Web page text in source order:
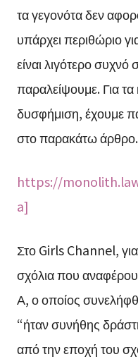
τα γεγονότα δεν
υπάρχει περιθώριο
είναι λιγότερο συχνό
παραλείψουμε. Για
δυσφήμιση, έχουμε
στο παρακάτω άρθρο.
https://
a]
Στο Girls Channel,
σχόλια που
Α, ο οποίος
“ήταν συνήθης
από την εποχή του